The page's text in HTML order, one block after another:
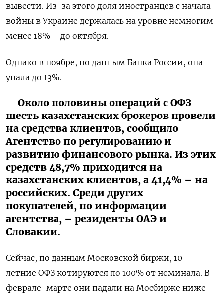
вывести. Из-за этого доля иностранцев с начала
войны в Украине держалась на уровне немногим
менее 18% – до октября.
Однако в ноябре, по данным Банка России, она
упала до 13%.
Около половины операций с ОФЗ
шесть казахстанских брокеров провели
на средства клиентов, сообщило
Агентство по регулированию и
развитию финансового рынка. Из этих
средств 48,7% приходится на
казахстанских клиентов, а 41,4% – на
российских. Среди других
покупателей, по информации
агентства, – резиденты ОАЭ и
Словакии.
Сейчас, по данным Московской биржи, 10-
летние ОФЗ котируются по 100% от номинала. В
феврале-марте они падали на Мосбирже ниже